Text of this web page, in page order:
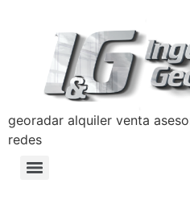
georadar alquiler venta
redes